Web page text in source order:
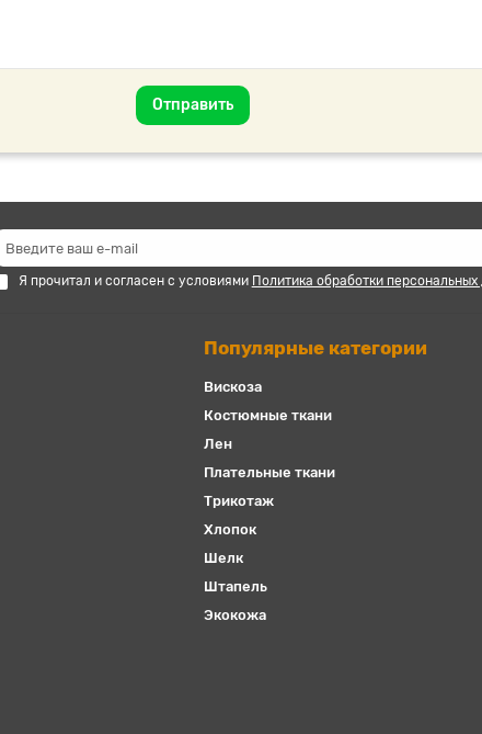
Отправить
Я прочитал и согласен с условиями Политика обработки персональных
Популярные категории
Вискоза
Костюмные ткани
Лен
Плательные ткани
Трикотаж
Хлопок
Шелк
Штапель
Экокожа